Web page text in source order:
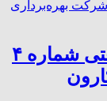
🔸افتتاح آشپزخانه مجموعه صنعتی شماره ۴